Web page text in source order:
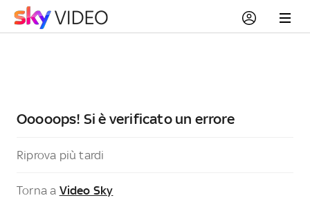
Ooooops! Si è verificato un errore
Riprova più tardi
Torna a Video Sky